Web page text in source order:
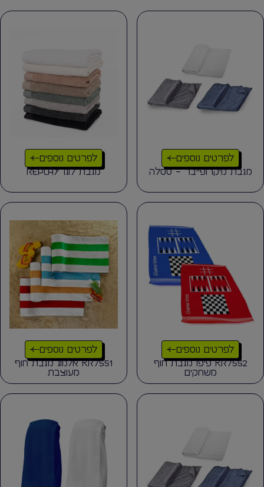
לפרטים נוספים
מגבת מיקרופייבר – טסלה
לפרטים נוספים
מגבת לוגו REPLAY
לפרטים נוספים
KR7552 פיפו מגבת חוף
משחקים
לפרטים נוספים
KR7551 אלמוג מגבת חוף
מעוצבת